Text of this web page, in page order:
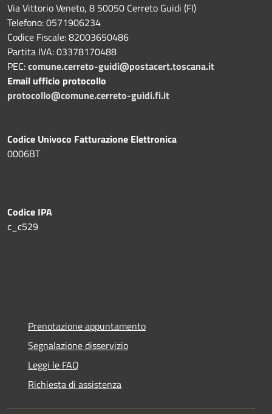
Via Vittorio Veneto, 8 50050 Cerreto Guidi (FI)
Telefono: 0571906234
Codice Fiscale: 82003650486
Partita IVA: 03378170488
PEC:comune.cerreto-guidi@postacert.toscana.it
Email ufficio protocollo
protocollo@comune.cerreto-guidi.fi.it
Codice Univoco Fatturazione Elettronica
0006BT
Codice IPA
c_c529
Prenotazione appuntamento
Segnalazione disservizio
Leggi le FAQ
Richiesta di assistenza